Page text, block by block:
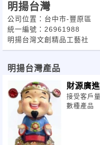
明揚台灣
公司位置：台中市-豐原區
統一編號：26961988
明揚台灣文創精品工藝社
明揚台灣產品
財源廣
接受客戶
數種產品